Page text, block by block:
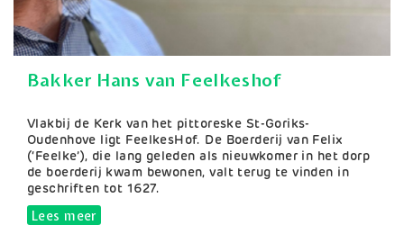
Bakker Hans van Feelkeshof
Samenvatting
Vlakbij de Kerk van het pittoreske St-Goriks-
Oudenhove ligt FeelkesHof. De Boerderij van Felix
(‘Feelke’), die lang geleden als nieuwkomer in het dorp
de boerderij kwam bewonen, valt terug te vinden in
geschriften tot 1627.
Lees meerover Bakker Hans van Feelkeshof